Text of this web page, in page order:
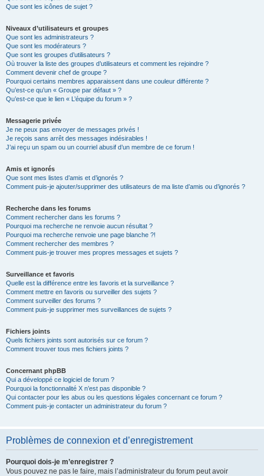
Que sont les icônes de sujet ?
Niveaux d’utilisateurs et groupes
Que sont les administrateurs ?
Que sont les modérateurs ?
Que sont les groupes d’utilisateurs ?
Où trouver la liste des groupes d’utilisateurs et comment les rejoindre ?
Comment devenir chef de groupe ?
Pourquoi certains membres apparaissent dans une couleur différente ?
Qu’est-ce qu’un « Groupe par défaut » ?
Qu’est-ce que le lien « L’équipe du forum » ?
Messagerie privée
Je ne peux pas envoyer de messages privés !
Je reçois sans arrêt des messages indésirables !
J’ai reçu un spam ou un courriel abusif d’un membre de ce forum !
Amis et ignorés
Que sont mes listes d’amis et d’ignorés ?
Comment puis-je ajouter/supprimer des utilisateurs de ma liste d’amis ou d’ignorés ?
Recherche dans les forums
Comment rechercher dans les forums ?
Pourquoi ma recherche ne renvoie aucun résultat ?
Pourquoi ma recherche renvoie une page blanche ?!
Comment rechercher des membres ?
Comment puis-je trouver mes propres messages et sujets ?
Surveillance et favoris
Quelle est la différence entre les favoris et la surveillance ?
Comment mettre en favoris ou surveiller des sujets ?
Comment surveiller des forums ?
Comment puis-je supprimer mes surveillances de sujets ?
Fichiers joints
Quels fichiers joints sont autorisés sur ce forum ?
Comment trouver tous mes fichiers joints ?
Concernant phpBB
Qui a développé ce logiciel de forum ?
Pourquoi la fonctionnalité X n’est pas disponible ?
Qui contacter pour les abus ou les questions légales concernant ce forum ?
Comment puis-je contacter un administrateur du forum ?
Problèmes de connexion et d’enregistrement
Pourquoi dois-je m’enregistrer ?
Vous pouvez ne pas le faire, mais l’administrateur du forum peut avoir